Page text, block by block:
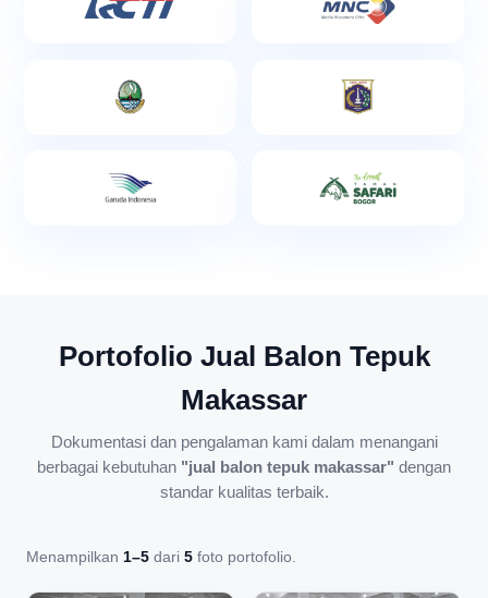
Portofolio Jual Balon Tepuk
Makassar
Dokumentasi dan pengalaman kami dalam menangani
berbagai kebutuhan "jual balon tepuk makassar" dengan
standar kualitas terbaik.
Menampilkan 1–5 dari 5 foto portofolio.